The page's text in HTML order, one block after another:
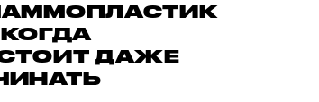
КОГДА
ДАЖЕ